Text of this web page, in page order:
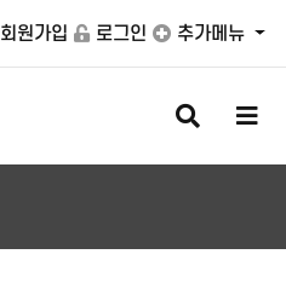
회원가입 로그인 추가메뉴
검
색
버
메
버